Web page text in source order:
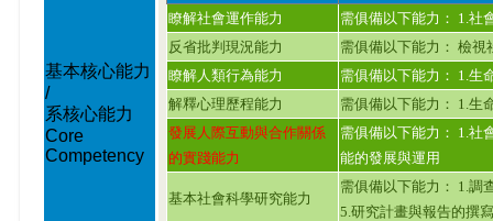
基本核心能力
/
系核心能力
Core
Competency
瞭解社會運作能力
需俱備以下能力： 1.社
反省批判現況能力
需俱備以下能力： 檢
瞭解人類行為能力
需俱備以下能力： 1.生
解釋心理歷程能力
需俱備以下能力： 1.生
發展人際互動與合作關係
的實踐能力
需俱備以下能力： 1.社
能的發展與運用
基本社會科學研究能力
需俱備以下能力： 1.調
5.研究計畫與報告的撰寫